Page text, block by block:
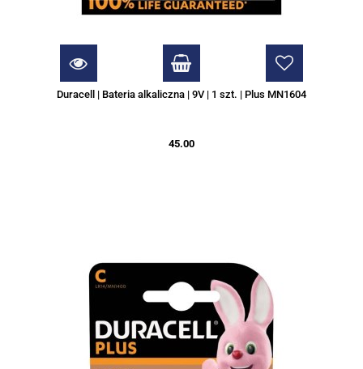
Duracell | Bateria alkaliczna | 9V | 1 szt. | Plus MN1604
45.00